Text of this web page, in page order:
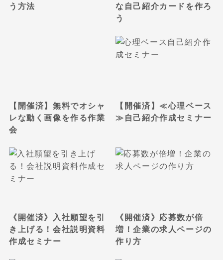
う方法
な自己紹介カードを作ろ
う
【開催済】無料でオシャ
レな動く画像を作る作業
会
【開催済】≪心理ベース
≫自己紹介作成セミナー
《開催済》入社願望を引
き上げる！会社説明資料
作成セミナー
《開催済》応募数が倍
増！企業の求人ページの
作り方